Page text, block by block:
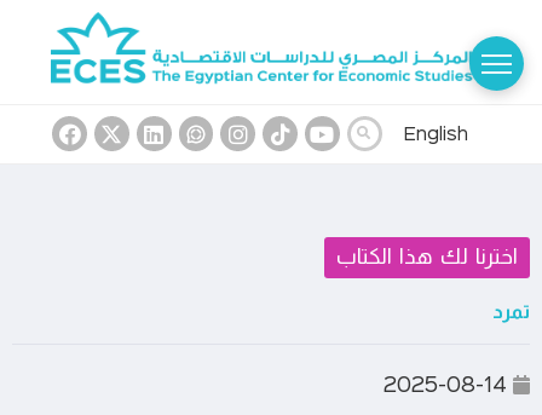
English
اخترنا لك هذا الكتاب
تمرد